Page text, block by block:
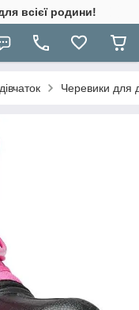
всієї родини!
Черевики для